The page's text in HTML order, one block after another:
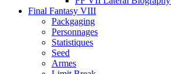
Final Fantasy VIII
Packgaging
Personnages
Statistiques
Seed
Armes